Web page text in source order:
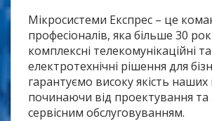
Мікросистеми Експрес – це
професіоналів, яка більше 30
комплексні телекомунікаційні та
електротехнічні рішення для
гарантуємо високу якість наших
починаючи від проектування та
сервісним обслуговуванням.